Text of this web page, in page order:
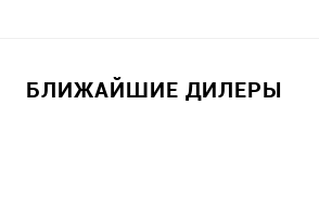
БЛИЖАЙШИЕ ДИЛЕРЫ